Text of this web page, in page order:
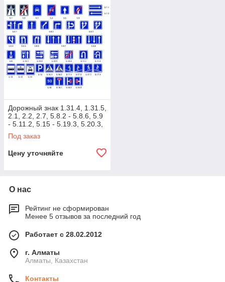
Дорожный знак 1.31.4, 1.31.5,
2.1, 2.2, 2.7, 5.8.2 - 5.8.6, 5.9
- 5.11.2, 5.15 - 5.19.3, 5.20.3,
5.35 - 5.37
Под заказ
Цену уточняйте
О нас
Рейтинг не сформирован
Менее 5 отзывов за последний год
Работает с 28.02.2012
г. Алматы
Алматы, Казахстан
Контакты